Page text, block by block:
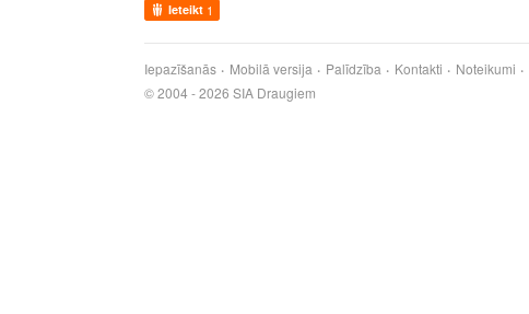
Ieteikt 1
Iepazīšanās Mobilā versija Palīdzība Kontakti Noteikumi
© 2004 - 2026 SIA Draugiem